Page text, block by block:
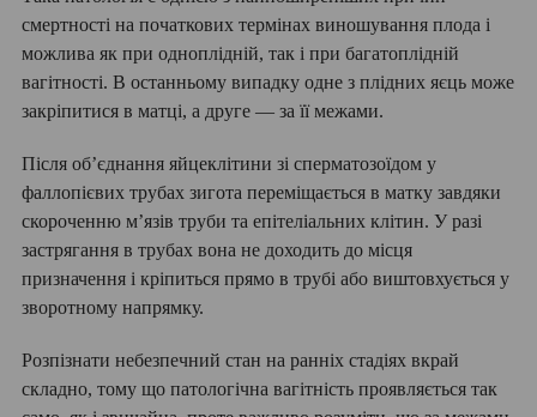
смертності на початкових термінах виношування плода і
можлива як при одноплідній, так і при багатоплідній
вагітності. В останньому випадку одне з плідних яєць може
закріпитися в матці, а друге — за її межами.
Після об’єднання яйцеклітини зі сперматозоїдом у
фаллопієвих трубах зигота переміщається в матку завдяки
скороченню м’язів труби та епітеліальних клітин. У разі
застрягання в трубах вона не доходить до місця
призначення і кріпиться прямо в трубі або виштовхується у
зворотному напрямку.
Розпізнати небезпечний стан на ранніх стадіях вкрай
складно, тому що патологічна вагітність проявляється так